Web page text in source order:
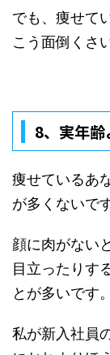
でも、痩せて
こう面倒くさ
8、実年齢
痩せているあ
が多くないで
顔に肉がない
目立ったりす
とが多いです。
私が新入社員